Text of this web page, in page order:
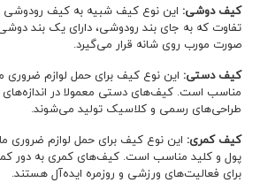
کیف دوشی: این نوع کیف شبیه به کیف رودوشی
تفاوت که به جای بند رودوشی، دارای یک بند
صورت مورب روی شانه قرار می‌گیرد.
کیف دستی: این نوع کیف برای حمل لوازم ضروری
مناسب است. کیف‌های دستی معمولا در
طراحی‌های رسمی و کلاسیک تولید می‌شوند.
کیف کمری: این نوع کیف برای حمل لوازم ضروری
پول و کلید مناسب است. کیف‌های کمری به دور
برای فعالیت‌های ورزشی و روزمره ایده‌آل هستند.